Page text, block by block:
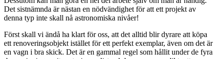
Det sistnämnda är nästan en nödvändighet för att ett projekt av
denna typ inte skall nå astronomiska nivåer!
Först skall vi ändå ha klart för oss, att det alltid blir dyrare att köpa
ett renoveringsobjekt istället för ett perfekt exemplar, även om det är
en vagn i bra skick. Det är en gammal regel som hållit under de fyra